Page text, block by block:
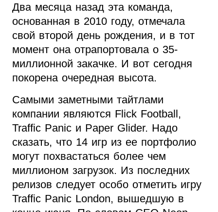
Два месяца назад эта команда,
основанная в 2010 году, отмечала
свой второй день рождения, и в тот
момент она отрапортовала о 35-
миллионной закачке. И вот сегодня
покорена очередная высота.
Самыми заметными тайтлами
компании являются Flick Football,
Traffic Panic и Paper Glider. Надо
сказать, что 14 игр из ее портфолио
могут похвастаться более чем
миллионом загрузок. Из последних
релизов следует особо отметить игру
Traffic Panic London, вышедшую в